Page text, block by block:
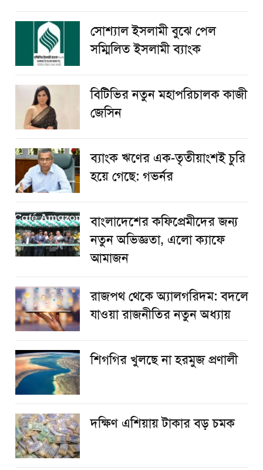
সোশ্যাল ইসলামী বুঝে পেল
সম্মিলিত ইসলামী ব্যাংক
বিটিভির নতুন মহাপরিচালক কাজী
জেসিন
ব্যাংক ঋণের এক-তৃতীয়াংশই চুরি
হয়ে গেছে: গভর্নর
বাংলাদেশের কফিপ্রেমীদের জন্য
নতুন অভিজ্ঞতা, এলো ক্যাফে
আমাজন
রাজপথ থেকে অ্যালগরিদম: বদলে
যাওয়া রাজনীতির নতুন অধ্যায়
শিগগির খুলছে না হরমুজ প্রণালী
দক্ষিণ এশিয়ায় টাকার বড় চমক